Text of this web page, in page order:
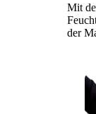
Mit
der